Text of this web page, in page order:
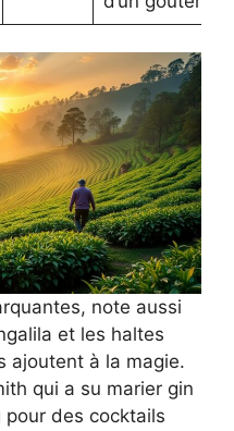
note aussi
et les haltes
ajoutent à la magie.
qui a su marier gin
des cocktails